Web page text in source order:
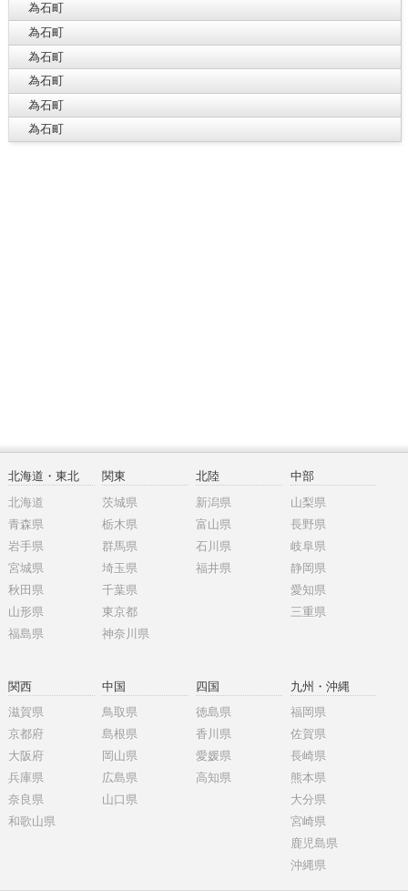
為石町
為石町
為石町
為石町
為石町
為石町
北海道・東北
北海道
青森県
岩手県
宮城県
秋田県
山形県
福島県
関東
茨城県
栃木県
群馬県
埼玉県
千葉県
東京都
神奈川県
北陸
新潟県
富山県
石川県
福井県
中部
山梨県
長野県
岐阜県
静岡県
愛知県
三重県
関西
滋賀県
京都府
大阪府
兵庫県
奈良県
和歌山県
中国
鳥取県
島根県
岡山県
広島県
山口県
四国
徳島県
香川県
愛媛県
高知県
九州・沖縄
福岡県
佐賀県
長崎県
熊本県
大分県
宮崎県
鹿児島県
沖縄県